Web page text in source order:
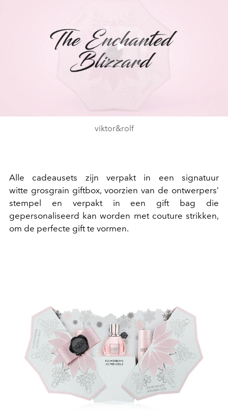
Play
viktor&rolf
Alle cadeausets zijn verpakt in een signatuur
witte grosgrain giftbox, voorzien van de ontwerpers’
stempel en verpakt in een gift bag die
gepersonaliseerd kan worden met couture strikken,
om de perfecte gift te vormen.